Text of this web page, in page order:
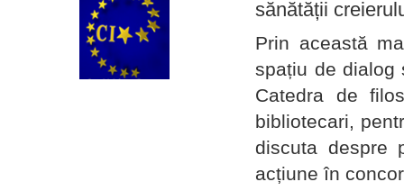
sănătății
Prin această
spațiu de dialog
Catedra de
bibliotecari,
discuta despre
acțiune în